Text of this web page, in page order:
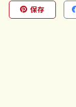
保存